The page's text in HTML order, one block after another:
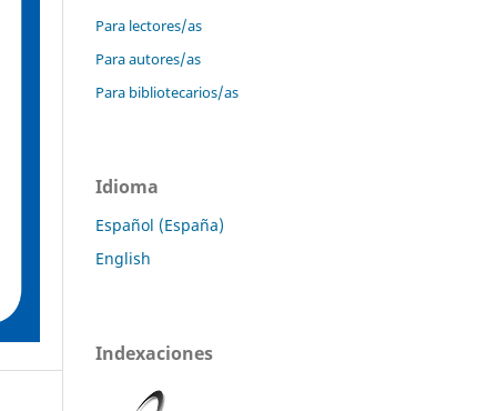
Para lectores/as
Para autores/as
Para bibliotecarios/as
Idioma
Español (España)
English
Indexaciones